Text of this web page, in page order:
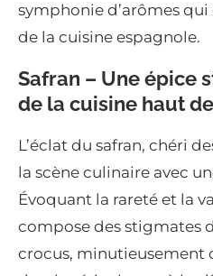
symphonie d’arômes
de la cuisine espagnole.
Safran – Une épice
de la cuisine haut
L’éclat du safran, chéri
la scène culinaire avec
Évoquant la rareté et la
compose des stigmates
crocus, minutieusement